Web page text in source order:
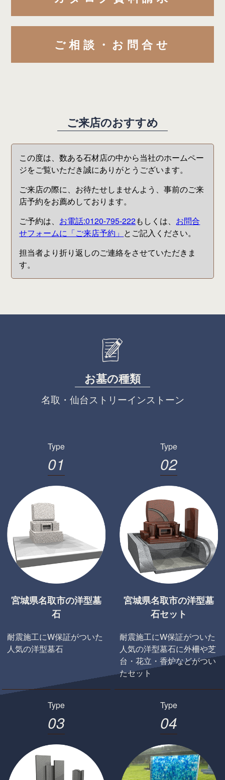
ご相談・お問合せ
ご来店のおすすめ
この度は、数ある石材店の中から当社のホームペー
ジをご覧いただき誠にありがとうございます。
ご来店の際に、お待たせしませんよう、事前のご来
店予約をお薦めしております。
ご予約は、 お電話:0120-795-222もしくは、 お問合
せフォームに「ご来店予約」 とご記入ください。
担当者より折り返しのご連絡をさせていただきま
す。
お墓の種類
名取 ・ 仙台ス ト リ ーインス トーン
Type
01
宮城県名取市の洋型墓
石
耐震施工にW保証がついた
人気の洋型墓石
Type
02
宮城県名取市の洋型墓
石セット
耐震施工にW保証がついた
人気の洋型墓石に外柵や芝
台・花立・香炉などがつい
たセット
Type
03
Type
04